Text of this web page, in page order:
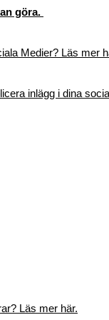
göra.
Medier? Läs mer
inlägg i dina
Läs mer här.